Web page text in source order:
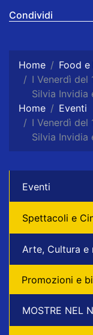
Condividi
Home
Food
I Venerdì del
Silvia Invidia
Home
Eventi
I Venerdì del
Silvia Invidia
Eventi
Spettacoli e
Arte, Cultura e
Promozioni e
MOSTRE NEL